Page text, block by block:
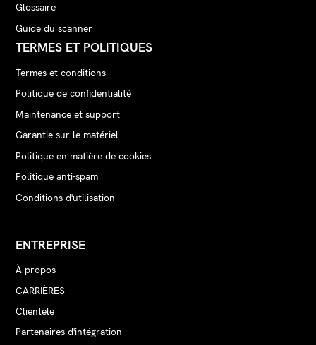
Glossaire
Guide du scanner
TERMES ET POLITIQUES
Termes et conditions
Politique de confidentialité
Maintenance et support
Garantie sur le matériel
Politique en matière de cookies
Politique anti-spam
Conditions d'utilisation
ENTREPRISE
À propos
CARRIÈRES
Clientèle
Partenaires d'intégration